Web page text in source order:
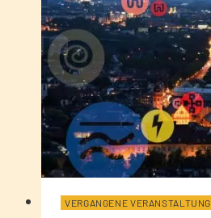
VERGANGENE VERANSTALTUNG